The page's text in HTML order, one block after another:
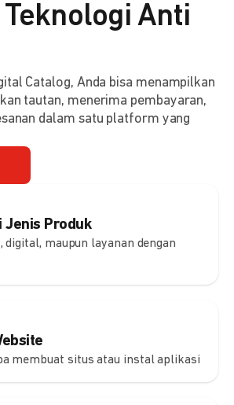
Jenis Produk
maupun layanan dengan
membuat situs atau instal aplikasi
Teknologi Anti
Catalog, Anda bisa menampilkan
tautan, menerima pembayaran,
dalam satu platform yang